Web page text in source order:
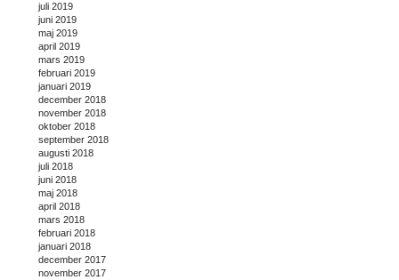
juli 2019
juni 2019
maj 2019
april 2019
mars 2019
februari 2019
januari 2019
december 2018
november 2018
oktober 2018
september 2018
augusti 2018
juli 2018
juni 2018
maj 2018
april 2018
mars 2018
februari 2018
januari 2018
december 2017
november 2017